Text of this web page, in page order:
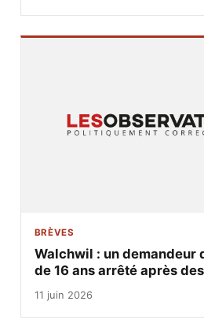
BRÈVES
Walchwil : un demandeur
de 16 ans arrêté après
11 juin 2026